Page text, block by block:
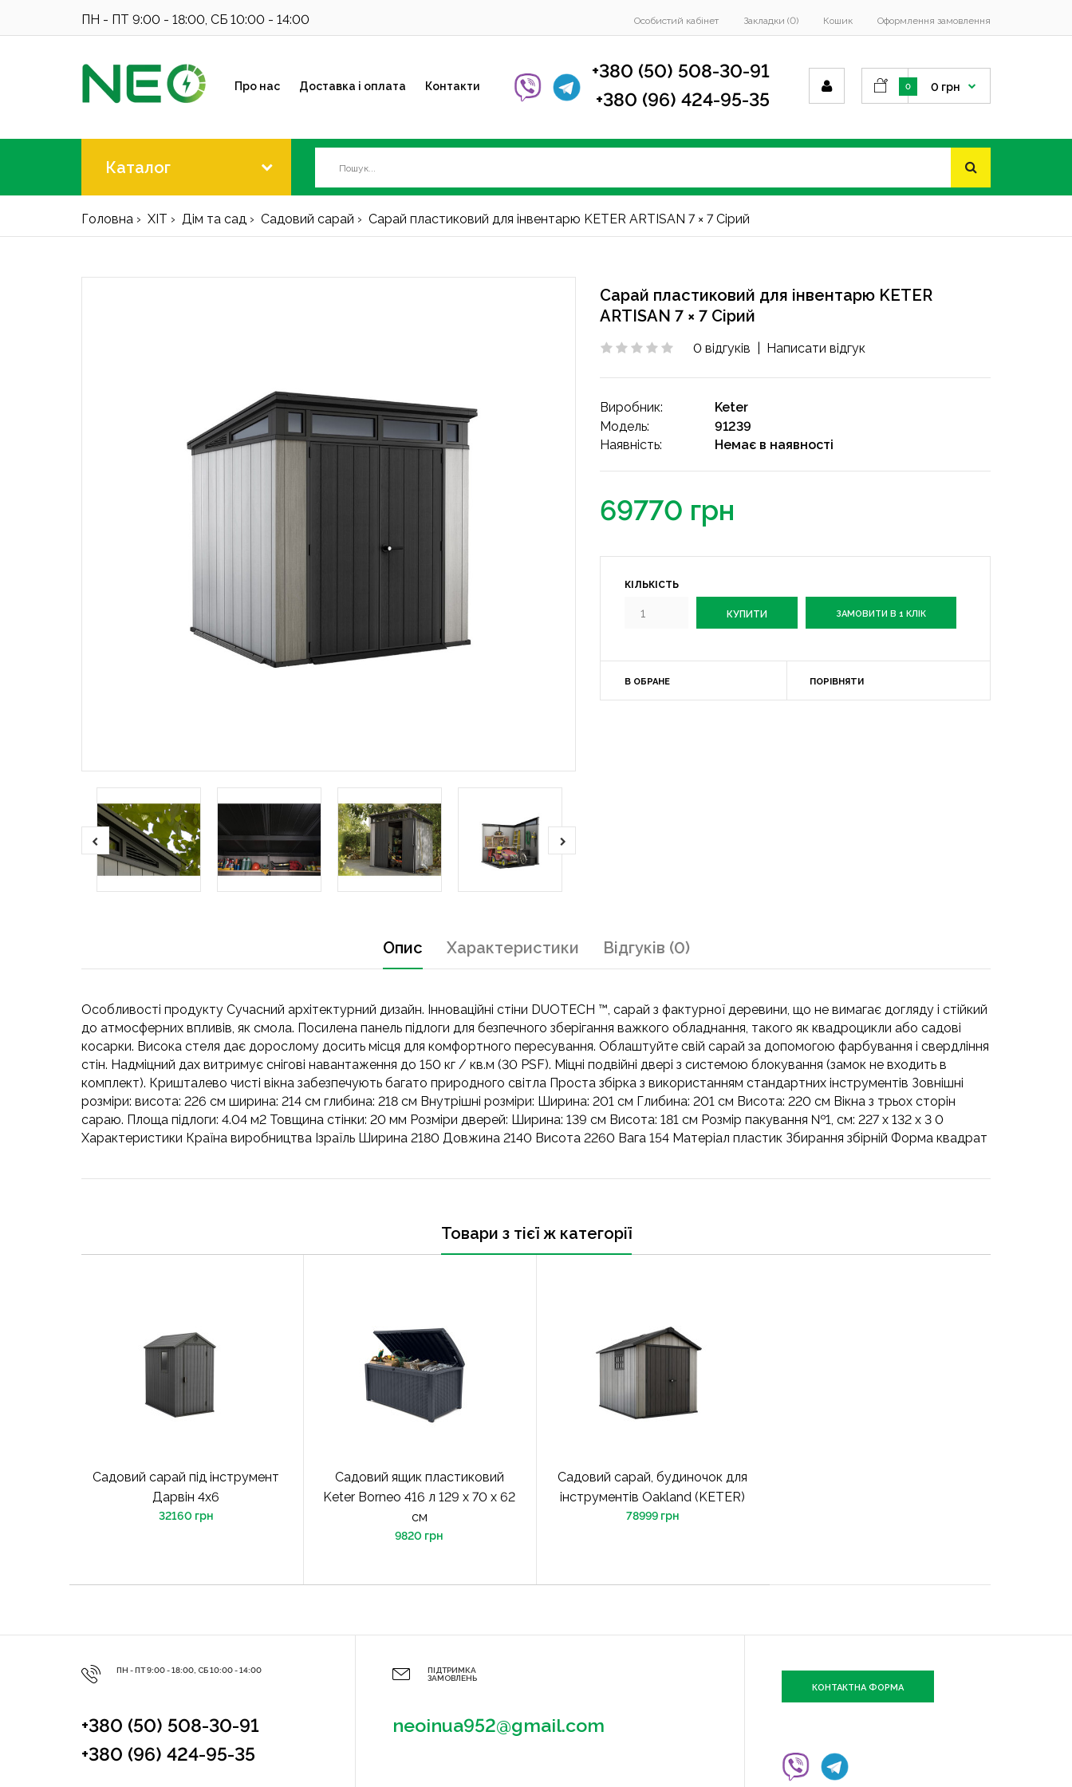
ПН - ПТ 9:00 - 18:00, СБ 10:00 - 14:00 Особистий кабінет Закладки (0) Кошик Оформлення замовлення
Про нас Доставка і оплата Контакти
+380 (50) 508-30-91
+380 (96) 424-95-35
0 0 грн
Каталог
Головна ХІТ Дім та сад Садовий сарай Сарай пластиковий для інвентарю KETER ARTISAN 7 × 7 Сірий
Сарай пластиковий для інвентарю KETER
ARTISAN 7 × 7 Сірий
0 відгуків Написати відгук
Виробник:
Keter
Модель:
91239
Наявність:
Немає в наявності
69770 грн
КІЛЬКІСТЬ
ЗАМОВИТИ В 1 КЛІК
В ОБРАНЕ ПОРІВНЯТИ
Опис Характеристики Відгуків (0)
Особливості продукту Сучасний архітектурний дизайн. Інноваційні стіни DUOTECH ™, сарай з фактурної деревини, що не вимагає догляду і стійкий
до атмосферних впливів, як смола. Посилена панель підлоги для безпечного зберігання важкого обладнання, такого як квадроцикли або садові
косарки. Висока стеля дає дорослому досить місця для комфортного пересування. Облаштуйте свій сарай за допомогою фарбування і свердління
стін. Надміцний дах витримує снігові навантаження до 150 кг / кв.м (30 PSF). Міцні подвійні двері з системою блокування (замок не входить в
комплект). Кришталево чисті вікна забезпечують багато природного світла Проста збірка з використанням стандартних інструментів Зовнішні
розміри: висота: 226 см ширина: 214 см глибина: 218 см Внутрішні розміри: Ширина: 201 см Глибина: 201 см Висота: 220 см Вікна з трьох сторін
сараю. Площа підлоги: 4.04 м2 Товщина стінки: 20 мм Розміри дверей: Ширина: 139 см Висота: 181 см Розмір пакування №1, см: 227 х 132 х 3 0
Характеристики Країна виробництва Ізраїль Ширина 2180 Довжина 2140 Висота 2260 Вага 154 Матеріал пластик Збирання збірній Форма квадрат
Товари з тієї ж категорії
Садовий сарай під інструмент
Дарвін 4х6
32160 грн
Садовий ящик пластиковий
Keter Borneo 416 л 129 x 70 x 62
см
9820 грн
Садовий сарай, будиночок для
інструментів Oakland (KETER)
78999 грн
ПН - ПТ 9:00 - 18:00, СБ 10:00 - 14:00
+380 (50) 508-30-91
+380 (96) 424-95-35
ПІДТРИМКА
ЗАМОВЛЕНЬ
neoinua952@gmail.com
КОНТАКТНА ФОРМА